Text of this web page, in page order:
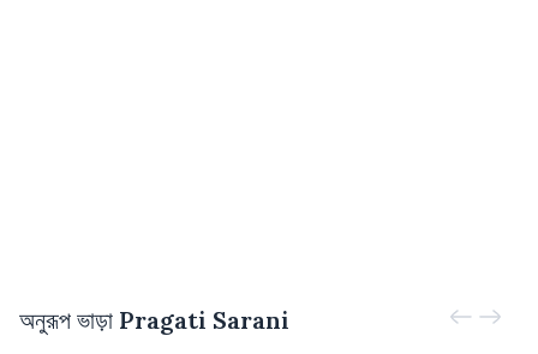
অনুরূপ ভাড়া Pragati Sarani